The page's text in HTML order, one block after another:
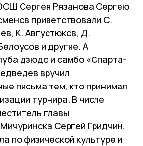
Сергея Рязанова Сергею
приветствовали С.
К. Августюков, Д.
и другие. А
дзюдо и самбо «Спарта-
вручил
письма тем, кто принимал
турнира. В числе
главы
Сергей Гридчин,
по физической культуре и